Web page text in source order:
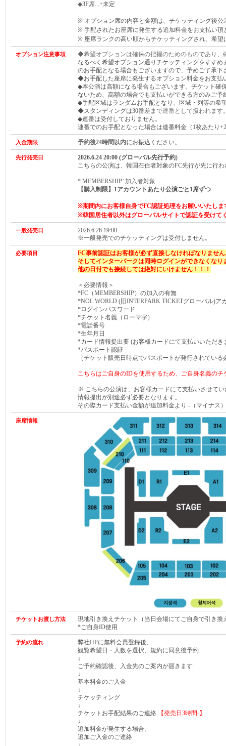
◆3F席...+未定
※ オプション席の内容と金額は、チケッティング後公
※ 手配されたお座席に発生する追加料金をお支払い頂
※ 座席ランクの高い順からチケッティングされ、希望
オプション注意事項
◆希望オプションは確保の把握のためのものであり、
なるべく希望オプション通りチケッティングをすす
のお手配となる場合もございますので、予めご了承下
◆お手配した座席に発生するオプション料金をお支払
◆本公演は高額になる場合もございます。チケット確
ないため、高額の場合でも支払いができる方のみご予
◆手配区域はランダムお手配となり、区域・列等の希
◆スタンディングは30番差まで連番として扱われます
◆連番は受付しておりません。
連番でのお手配となった場合は連番料金（1枚あたり
入金期限 予約後24時間以内にお振込ください。
先行発売日 2026.6.24 20:00 (グローバル先行予約)
こちらの公演は、韓国在住者対象のFC先行が先に行
* MEMBERSHIP’ 加入者対象
【購入制限】1アカウントあたり公演ごと 1席ずつ
※期間内にお客様自身でFC認証処理をお願いいたしま
※韓国居住者以外はグローバルサイトで認証を受けて
一般発売日
2026.6.26 19:00
※一般発売でのチケッティングは受付しません。
必要項目
FC事前認証はお客様が必ず直接しなければなりませ
そしてインターパークは同時ログインができなくなり
他の日付でも接続しては絶対にいけません！！！
＜必要情報＞
*FC（MEMBERSHIP）の加入の有無
*NOL WORLD (旧INTERPARK TICKETグローバル)ア
*ログインパスワード
*チケット名義（ローマ字）
*電話番号
*生年月日
*カード情報提出要 (お客様カードにて支払いいただき
*パスポート認証
（チケット販売日時点でパスポートが発行されている
こちらはご自身のIDを使用するため、ご自身名義のチ
※ こちらの公演は、お客様カードにて支払いさせて
情報提出が別途必ず必要となります。
その際カード支払い金額が追加料金より -（マイナス
座席情報
チケットお渡し方法
現地引き換えチケット（当日会場にてご自身で引き換
*ご自身ID使用
予約の流れ
弊社HPに無料会員登録後、
観覧希望日・人数を選択、規約に同意後予約
↓
ご予約確認後、入金先のご案内が届きます
↓
基本料金のご入金
↓
チケッティング
↓
チケットお手配結果のご連絡
【発売日 3時間-】
↓
追加料金が発生する場合、
追加ご入金のご連絡